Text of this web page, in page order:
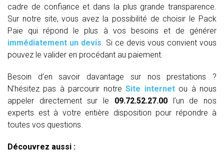
cadre de confiance et dans la plus grande transparence.
Sur notre site, vous avez la possibilité de choisir le Pack
Paie qui répond le plus à vos besoins et de générer
immédiatement un devis . Si ce devis vous convient vous
pouvez le valider en procédant au paiement.
Besoin d’en savoir davantage sur nos prestations ?
N’hésitez pas à parcourir notreSite internet ou à nous
appeler directement sur le 09.72.52.27.00l’un de nos
experts est à votre entière disposition pour répondre à
toutes vos questions.
Découvrez aussi :